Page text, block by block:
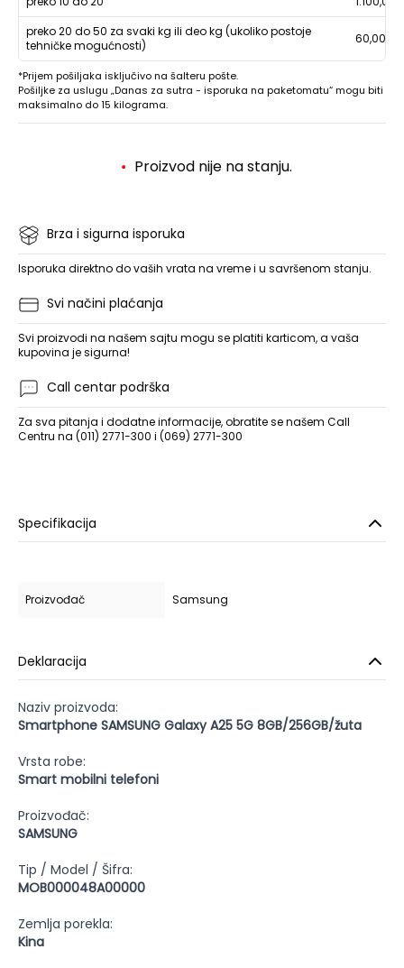
preko 20 do 50 za svaki kg ili deo kg (ukoliko postoje
tehničke mogućnosti)
60,00
*Prijem pošiljaka isključivo na šalteru pošte.
Pošiljke za uslugu „Danas za sutra - isporuka na paketomatu“ mogu biti
maksimalno do 15 kilograma.
Proizvod nije na stanju.
Brza i sigurna isporuka
Isporuka direktno do vaših vrata na vreme i u savršenom stanju.
Svi načini plaćanja
Svi proizvodi na našem sajtu mogu se platiti karticom, a vaša
kupovina je sigurna!
Call centar podrška
Za sva pitanja i dodatne informacije, obratite se našem Call
Centru na (011) 2771-300 i (069) 2771-300
Specifikacija
Proizvođač Samsung
Deklaracija
Naziv proizvoda:
Smartphone SAMSUNG Galaxy A25 5G 8GB/256GB/žuta
Vrsta robe:
Smart mobilni telefoni
Proizvođač:
SAMSUNG
Tip / Model / Šifra:
MOB000048A00000
Zemlja porekla:
Kina